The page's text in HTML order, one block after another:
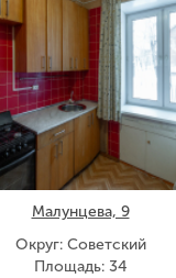
Малунцева, 9
Округ: Советский
Площадь: 34